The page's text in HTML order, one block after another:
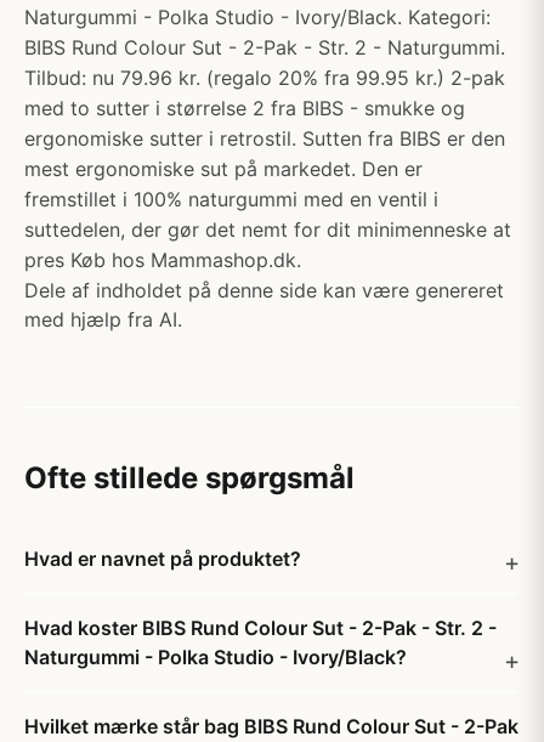
Naturgummi - Polka Studio - Ivory/Black. Kategori:
BIBS Rund Colour Sut - 2-Pak - Str. 2 - Naturgummi.
Tilbud: nu 79.96 kr. (regalo 20% fra 99.95 kr.) 2-pak
med to sutter i størrelse 2 fra BIBS - smukke og
ergonomiske sutter i retrostil. Sutten fra BIBS er den
mest ergonomiske sut på markedet. Den er
fremstillet i 100% naturgummi med en ventil i
suttedelen, der gør det nemt for dit minimenneske at
pres Køb hos Mammashop.dk.
Dele af indholdet på denne side kan være genereret
med hjælp fra AI.
Ofte stillede spørgsmål
Hvad er navnet på produktet?
Hvad koster BIBS Rund Colour Sut - 2-Pak - Str. 2 -
Naturgummi - Polka Studio - Ivory/Black?
Hvilket mærke står bag BIBS Rund Colour Sut - 2-Pak